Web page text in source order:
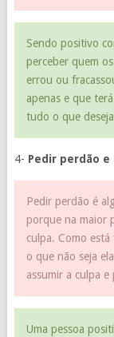
Sendo positivo
perceber quem
errou ou
apenas e que
tudo o que
4- Pedir perdão e
Pedir perdão é
porque na maior
culpa. Como
o que não seja
assumir a culpa
Uma pessoa